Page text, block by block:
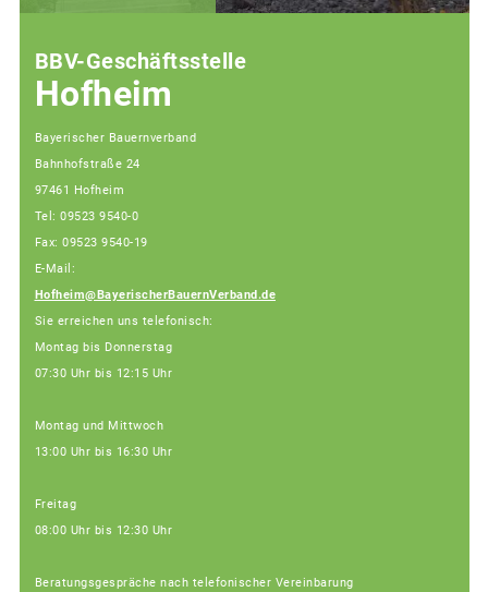
BBV-Geschäftsstelle
Hofheim
Bayerischer Bauernverband
Bahnhofstraße 24
97461 Hofheim
Tel: 09523 9540-0
Fax: 09523 9540-19
E-Mail:
Hofheim@BayerischerBauernVerband.de
Sie erreichen uns telefonisch:
Montag bis Donnerstag
07:30 Uhr bis 12:15 Uhr
Montag und Mittwoch
13:00 Uhr bis 16:30 Uhr
Freitag
08:00 Uhr bis 12:30 Uhr
Beratungsgespräche nach telefonischer Vereinbarung